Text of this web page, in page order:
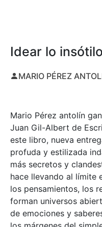
Idear lo insótilo
MARIO PÉREZ
Mario Pérez antolín
Juan Gil-Albert de
este libro, nueva
profuda y estilizada
más secretos y
hace llevando al límite
los pensamientos, los
forman universos
de emociones y